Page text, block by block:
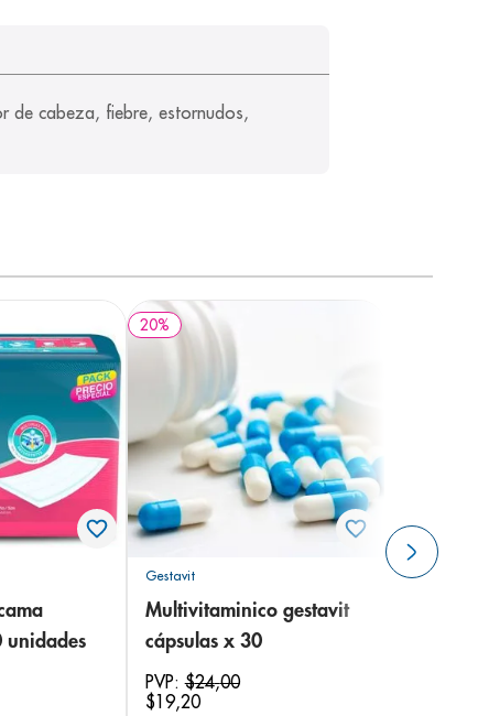
de cabeza, fiebre, estornudos,
unidades
20%
Gestavit
Multivitaminico gestavit
cápsulas x 30
PVP:$24,00
$19,20